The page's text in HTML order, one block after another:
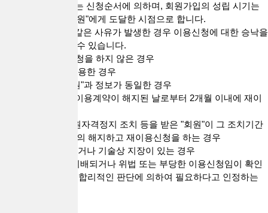
4. 이용신청의 처리는 신청순서에 의하며, 회원가입의 성립 시기는
"회사"의 승낙이 "회원"에게 도달한 시점으로 합니다.
5. "회사"는 다음과 같은 사유가 발생한 경우 이용신청에 대한 승낙을
거부하거나 유보할 수 있습니다.
1) 실명으로 가입신청을 하지 않은 경우
2) 타인의 정보를 도용한 경우
3) 이미 가입된 "회원"과 정보가 동일한 경우
4) "회사"에 의하여 이용계약이 해지된 날로부터 2개월 이내에 재이
5) "회사"로부터 회원자격정지 조치 등을 받은 "회원"이 그 조치기간
중에 이용계약을 임의 해지하고 재이용신청을 하는 경우
6) 설비에 여유가 없거나 기술상 지장이 있는 경우
7) 기타 이 약관에 위배되거나 위법 또는 부당한 이용신청임이 확인
된 경우 및 "회사"가 합리적인 판단에 의하여 필요하다고 인정하는